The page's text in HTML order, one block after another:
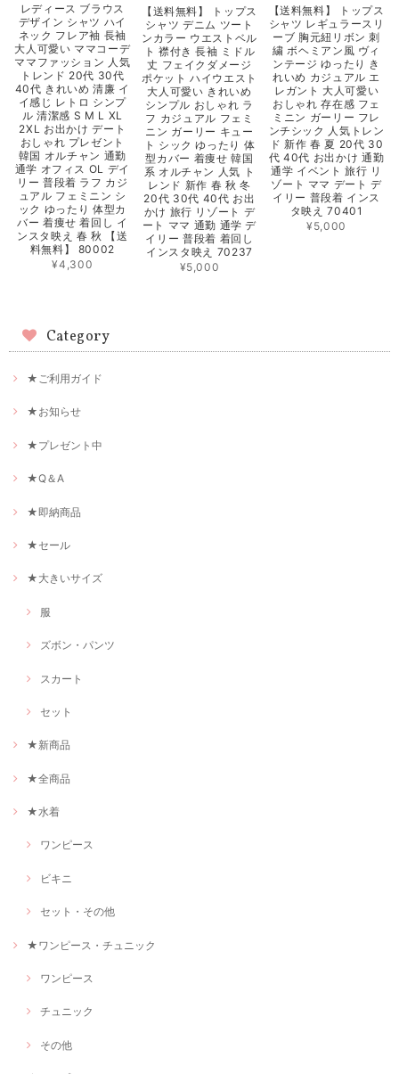
レディース ブラウス
デザイン シャツ ハイ
ネック フレア袖 長袖
大人可愛い ママコーデ
ママファッション 人気
トレンド 20代 30代
40代 きれいめ 清廉 イ
イ感じ レトロ シンプ
ル 清潔感 S M L XL
2XL お出かけ デート
おしゃれ プレゼント
韓国 オルチャン 通勤
通学 オフィス OL デイ
リー 普段着 ラフ カジ
ュアル フェミニン シ
ック ゆったり 体型カ
バー 着痩せ 着回し イ
ンスタ映え 春 秋 【送
料無料】 80002
¥4,300
【送料無料】 トップス
シャツ デニム ツート
ンカラー ウエストベル
ト 襟付き 長袖 ミドル
丈 フェイクダメージ
ポケット ハイウエスト
大人可愛い きれいめ
シンプル おしゃれ ラ
フ カジュアル フェミ
ニン ガーリー キュー
ト シック ゆったり 体
型カバー 着痩せ 韓国
系 オルチャン 人気 ト
レンド 新作 春 秋 冬
20代 30代 40代 お出
かけ 旅行 リゾート デ
ート ママ 通勤 通学 デ
イリー 普段着 着回し
インスタ映え 70237
¥5,000
【送料無料】 トップス
シャツ レギュラースリ
ーブ 胸元紐リボン 刺
繍 ボヘミアン風 ヴィ
ンテージ ゆったり き
れいめ カジュアル エ
レガント 大人可愛い
おしゃれ 存在感 フェ
ミニン ガーリー フレ
ンチシック 人気トレン
ド 新作 春 夏 20代 30
代 40代 お出かけ 通勤
通学 イベント 旅行 リ
ゾート ママ デート デ
イリー 普段着 インス
タ映え 70401
¥5,000
Category
★ご利用ガイド
★お知らせ
★プレゼント中
★Q＆A
★即納商品
★セール
★大きいサイズ
服
ズボン・パンツ
スカート
セット
★新商品
★全商品
★水着
ワンピース
ビキニ
セット・その他
★ワンピース・チュニック
ワンピース
チュニック
その他